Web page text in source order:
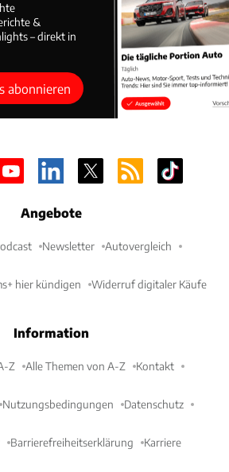
&
– direkt in
abonnieren
Angebote
Newsletter Autovergleich
hier kündigen Widerruf digitaler Käufe
Information
Z Alle Themen von A-Z Kontakt
Nutzungsbedingungen Datenschutz
Barrierefreiheitserklärung Karriere